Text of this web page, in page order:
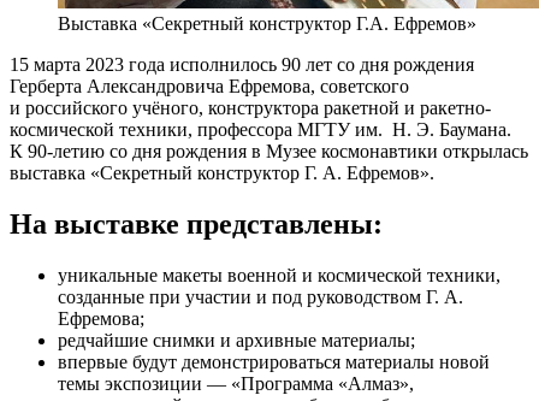
Выставка «Секретный конструктор Г.А. Ефремов»
15 марта 2023 года исполнилось 90 лет со дня рождения
Герберта Александровича Ефремова, советского
и российского учёного, конструктора ракетной и ракетно-
космической техники, профессора МГТУ им. Н. Э. Баумана.
К 90-летию со дня рождения в Музее космонавтики открылась
выставка «Секретный конструктор Г. А. Ефремов».
На выставке представлены:
уникальные макеты военной и космической техники,
созданные при участии и под руководством Г. А.
Ефремова;
редчайшие снимки и архивные материалы;
впервые будут демонстрироваться материалы новой
темы экспозиции — «Программа «Алмаз»,